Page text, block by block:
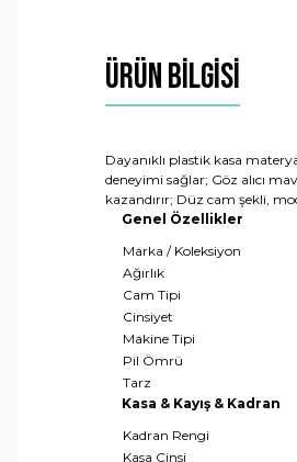
Ürün Bilgisi
Dayanıklı plastik kasa
deneyimi sağlar; Göz alıcı
kazandırır; Düz cam şekli,
Genel Özellikler
Marka / Koleksiyon
Ağırlık
Cam Tipi
Cinsiyet
Makine Tipi
Pil Ömrü
Tarz
Kasa & Kayış & Kadran
Kadran Rengi
Kasa Cinsi